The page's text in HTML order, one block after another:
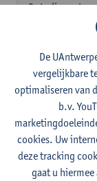
3studiepunten
2-Wiskunde
studiepunten
Lesgever(s):
Specifiek
15 studiepunten
De
vergelijkbare
optimaliseren van
b.v.
cookies. Uw
deze tracking
gaat u